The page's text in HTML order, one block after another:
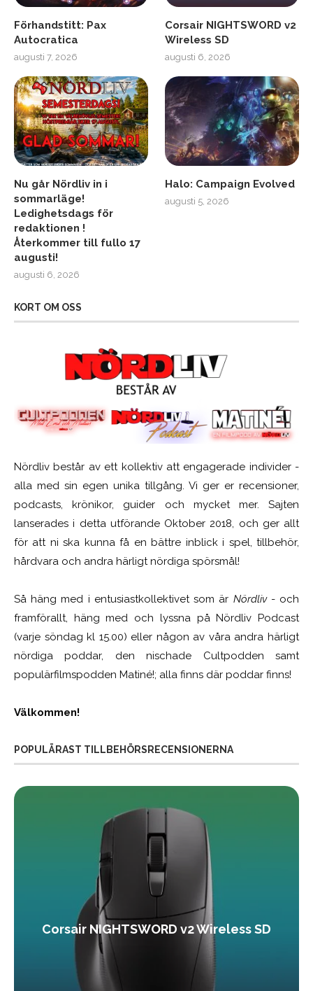
Förhandstitt: Pax
Autocratica
augusti 7, 2026
Corsair NIGHTSWORD v2
Wireless SD
augusti 6, 2026
Nu går Nördliv in i
sommarläge!
Ledighetsdags för
redaktionen !
Återkommer till fullo 17
augusti!
augusti 6, 2026
Halo: Campaign Evolved
augusti 5, 2026
KORT OM OSS
Nördliv består av ett kollektiv att engagerade individer -
alla med sin egen unika tillgång. Vi ger er recensioner,
podcasts, krönikor, guider och mycket mer. Sajten
lanserades i detta utförande Oktober 2018, och ger allt
för att ni ska kunna få en bättre inblick i spel, tillbehör,
hårdvara och andra härligt nördiga spörsmål!
Så häng med i entusiastkollektivet som är Nördliv- och
framförallt, häng med och lyssna på Nördliv Podcast
(varje söndag kl 15.00) eller någon av våra andra härligt
nördiga poddar, den nischade Cultpodden samt
populärfilmspodden Matiné!; alla finns där poddar finns!
Välkommen!
POPULÄRAST TILLBEHÖRSRECENSIONERNA
Corsair NIGHTSWORD v2 Wireless SD